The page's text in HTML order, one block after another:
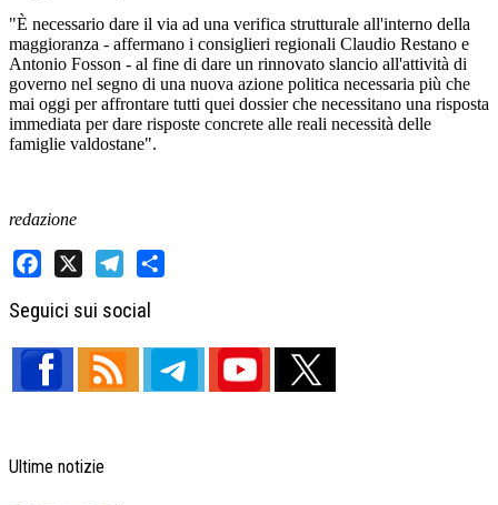
"È necessario dare il via ad una verifica strutturale all'interno della
maggioranza - affermano i consiglieri regionali Claudio Restano e
Antonio Fosson - al fine di dare un rinnovato slancio all'attività di
governo nel segno di una nuova azione politica necessaria più che
mai oggi per affrontare tutti quei dossier che necessitano una risposta
immediata per dare risposte concrete alle reali necessità delle
famiglie valdostane".
redazione
Seguici sui social
Ultime notizie